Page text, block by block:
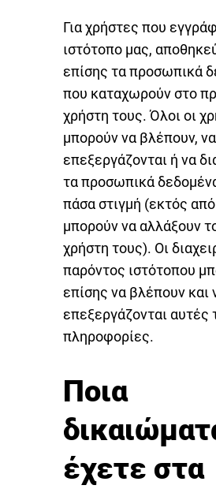
Για χρήστες που
ιστότοπο μας,
επίσης τα προσωπικά
που καταχωρούν στο
χρήστη τους. Όλοι οι
μπορούν να βλέπουν, να
επεξεργάζονται ή να
τα προσωπικά
πάσα στιγμή (εκτός
μπορούν να αλλάξουν
χρήστη τους). Οι
παρόντος ιστότοπου
επίσης να βλέπουν και
επεξεργάζονται αυτές
πληροφορίες.
Ποια
έχετε στα